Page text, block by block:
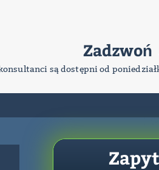
Zadzwoń
są dostępni od